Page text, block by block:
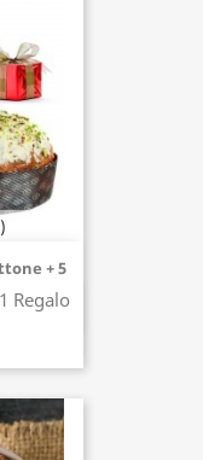
+ 5
Regalo